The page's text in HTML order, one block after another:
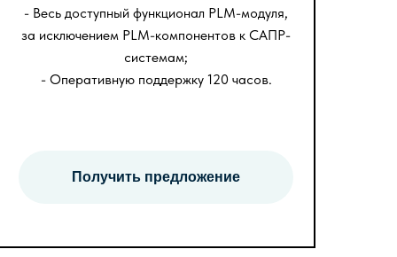
- Весь доступный функционал PLM-модуля,
за исключением PLM-компонентов к САПР-
системам;
- Оперативную поддержку 120 часов.
Получить предложение